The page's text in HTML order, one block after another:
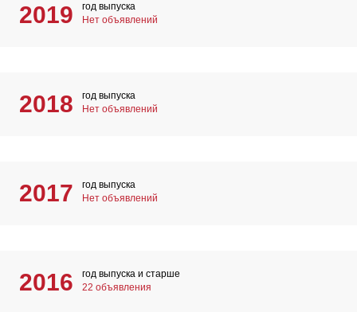
2019
год выпуска
Нет объявлений
2018
год выпуска
Нет объявлений
2017
год выпуска
Нет объявлений
2016
год выпуска и старше
22 объявления